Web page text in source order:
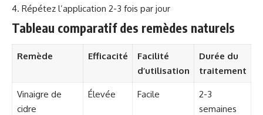
Répétez l’application 2-3 fois par jour
Tableau comparatif des remèdes naturels
Remède Efficacité
Facilité
d’utilisation
Durée du
traitement
Vinaigre de
cidre
Élevée Facile
2-3
semaines